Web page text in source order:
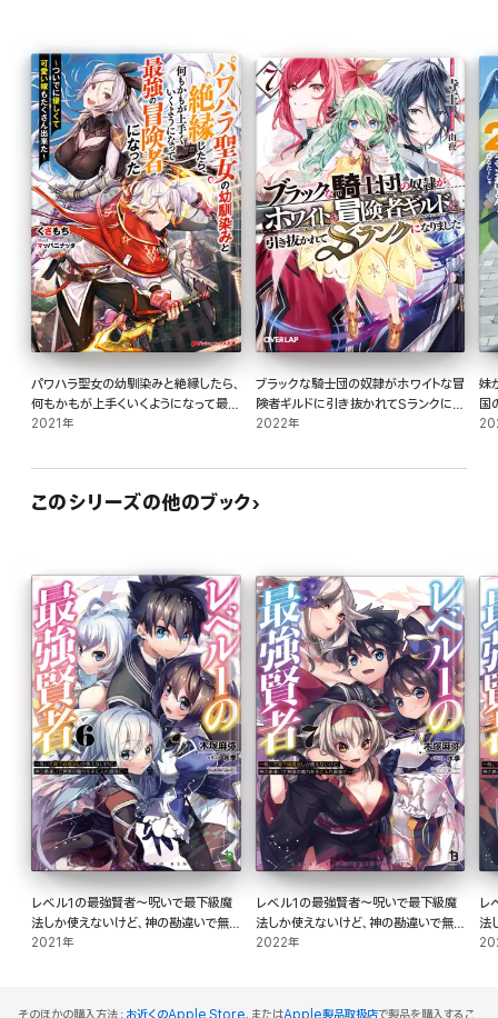
パワハラ聖女の幼馴染みと絶縁したら、
何もかもが上手くいくようになって最強
の冒険者になった ~ついでに優しくて
2021年
ブラックな騎士団の奴隷がホワイトな冒
険者ギルドに引き抜かれてSランクにな
りました 7
2022年
妹
国
このシリーズの他のブック
レベル1の最強賢者～呪いで最下級魔
法しか使えないけど、神の勘違いで無
限の魔力を手に入れ最強に～(ブレイブ
2021年
レベル1の最強賢者～呪いで最下級魔
法しか使えないけど、神の勘違いで無
限の魔力を手に入れ最強に～(ブレイブ
2022年
レ
法
限
そのほかの購入方法： お近くのApple Store、またはApple製品取扱店で製品を購入するこ